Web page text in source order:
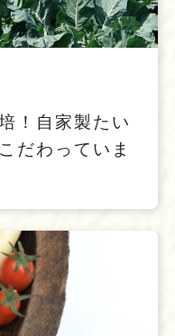
！自家製たい
だわっていま